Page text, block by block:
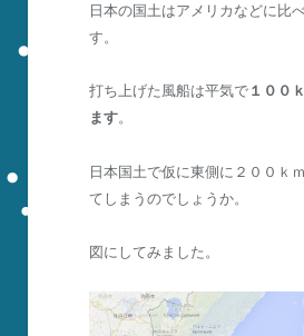
日本の国土はアメリカなどに比
す。
打ち上げた風船は平気で１００
ます。
日本国土で仮に東側に２００ｋ
てしまうのでしょうか。
図にしてみました。